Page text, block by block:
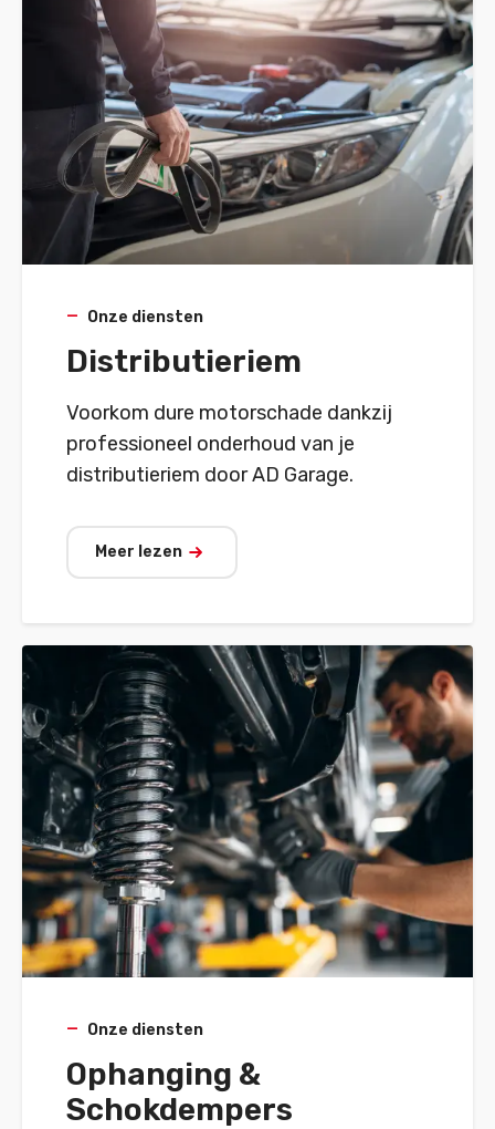
Onze diensten
Distributieriem
Voorkom dure motorschade dankzij
professioneel onderhoud van je
distributieriem door AD Garage.
Meer lezen
Onze diensten
Ophanging &
Schokdempers